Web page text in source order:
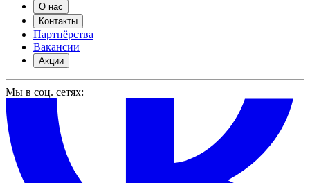
О нас
Контакты
Партнёрства
Вакансии
Акции
Мы в соц. сетях: